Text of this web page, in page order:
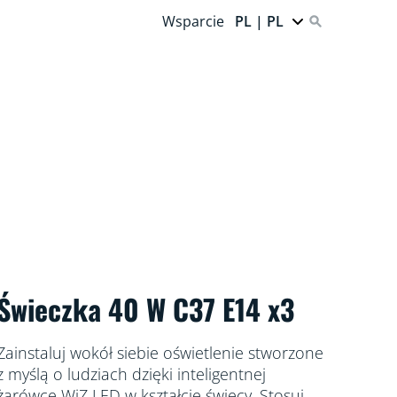
Wsparcie PL | PL
40 W C37 E14 x3
wokół siebie oświetlenie stworzone
myślą o ludziach dzięki inteligentnej